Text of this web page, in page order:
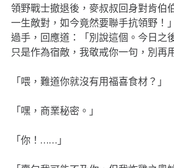
領野戰士撤退後，麥叔叔回身對肯伯
一生敵對，如今竟然要聯手抗領野！
過手，回應道：「別說這個。今日之
只是作為宿敵，我敬戒你一句，別再
「喂，難道你就沒有用福喜食材？」
「嘿，商業秘密。」
「你！……」